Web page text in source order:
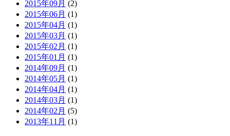
2015年09月 (2)
2015年06月 (1)
2015年04月 (1)
2015年03月 (1)
2015年02月 (1)
2015年01月 (1)
2014年09月 (1)
2014年05月 (1)
2014年04月 (1)
2014年03月 (1)
2014年02月 (5)
2013年11月 (1)